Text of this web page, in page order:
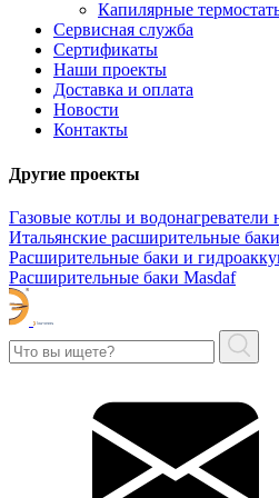
Капилярные
Сервисная служба
Сертификаты
Наши проекты
Доставка и оплата
Новости
Контакты
Другие проекты
Газовые котлы и водонагреватели
Итальянские расширительные
Расширительные баки и
Расширительные баки Masdaf